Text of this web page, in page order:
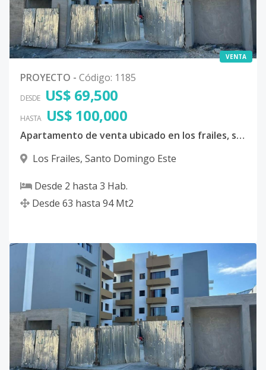
VENTA
PROYECTO - Código: 1185
DESDE US$ 69,500
HASTA US$ 100,000
Apartamento de venta ubicado en los frailes, santo domingo este
Los Frailes, Santo Domingo Este
Desde 2 hasta 3 Hab.
Desde 63 hasta 94 Mt2